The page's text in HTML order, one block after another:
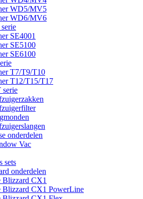
WD5/MV5
WD6/MV6
SE4001
SE5100
SE6100
T7/T9/T10
T12/T15/T17
serie
onderdelen
Vac
sets
onderdelen
Blizzard CX1
Blizzard CX1 PowerLine